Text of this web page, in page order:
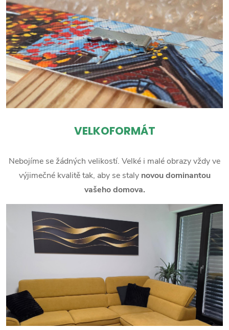
VELKOFORMÁT
Nebojíme se žádných velikostí. Velké i malé obrazy vždy ve
výjimečné kvalitě tak, aby se staly novou dominantou
vašeho domova.